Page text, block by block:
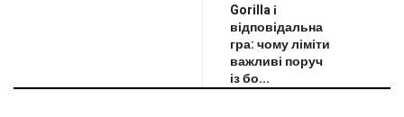
Gorilla і
відповідальна
гра: чому ліміти
важливі поруч
із бо...